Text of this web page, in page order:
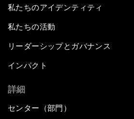
私たちのアイデンティティ
私たちの活動
リーダーシップとガバナンス
インパクト
詳細
センター（部門）